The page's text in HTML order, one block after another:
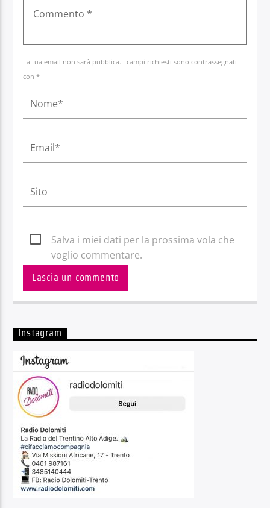
La tua email non sarà pubblica. I campi richiesti sono contrassegnati
con *
Salva i miei dati per la prossima vola che
voglio commentare.
Instagram